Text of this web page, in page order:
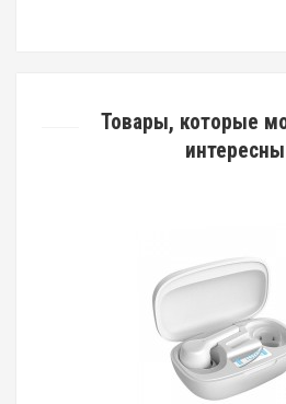
Товары, которые
интересны